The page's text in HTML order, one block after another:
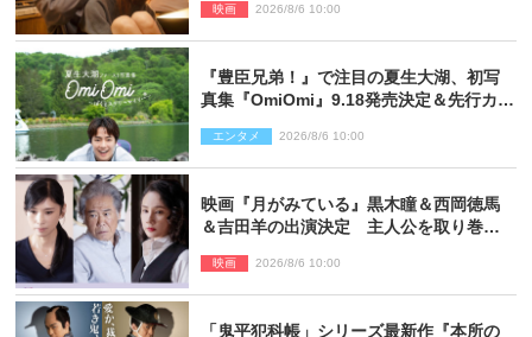
映画 2026/8/6 10:00
『豊臣兄弟！』で注目の夏生大湖、初写
真集『OmiOmi』9.18発売決定＆先行カッ
エンタメ 2026/8/6 10:00
映画『月がみている』黒木瞳＆西岡徳馬
＆吉田羊の出演決定 主人公を取り巻く
映画 2026/8/6 10:00
「鬼平犯科帳」シリーズ最新作『本所の